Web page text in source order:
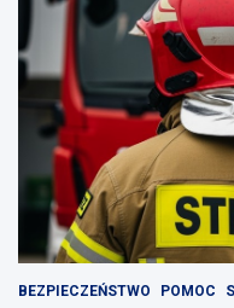
BEZPIECZEŃSTWO POMOC